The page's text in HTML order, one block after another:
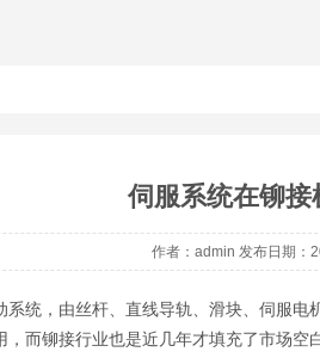
伺服系统在铆接
作者：admin 发布日期：
系统，由丝杆、直线导轨、滑块、伺服
而铆接行业也是近几年才填充了市场空白